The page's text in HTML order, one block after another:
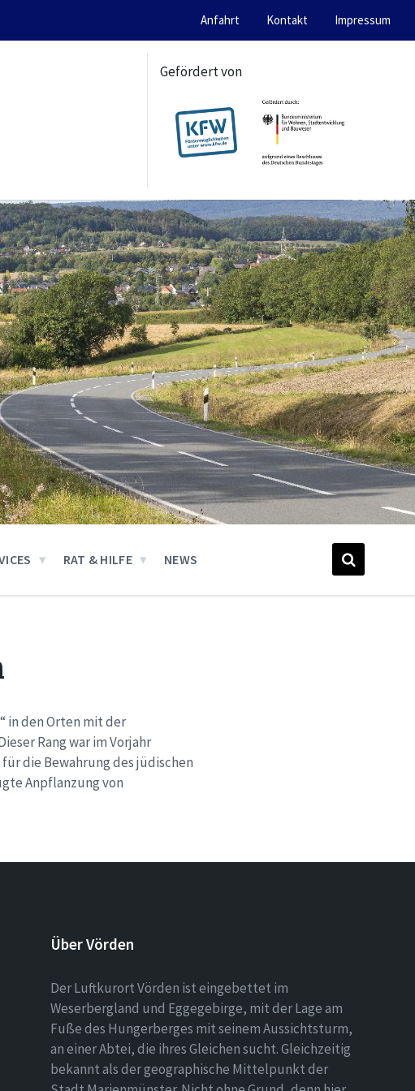
Anfahrt Kontakt Impressum
Gefördert von
RAT & HILFE NEWS
in den Orten mit der
Rang war im Vorjahr
die Bewahrung des jüdischen
Anpflanzung von
Über Vörden
Der Luftkurort Vörden ist eingebettet im
Weserbergland und Eggegebirge, mit der Lage am
Fuße des Hungerberges mit seinem Aussichtsturm,
an einer Abtei, die ihres Gleichen sucht. Gleichzeitig
bekannt als der geographische Mittelpunkt der